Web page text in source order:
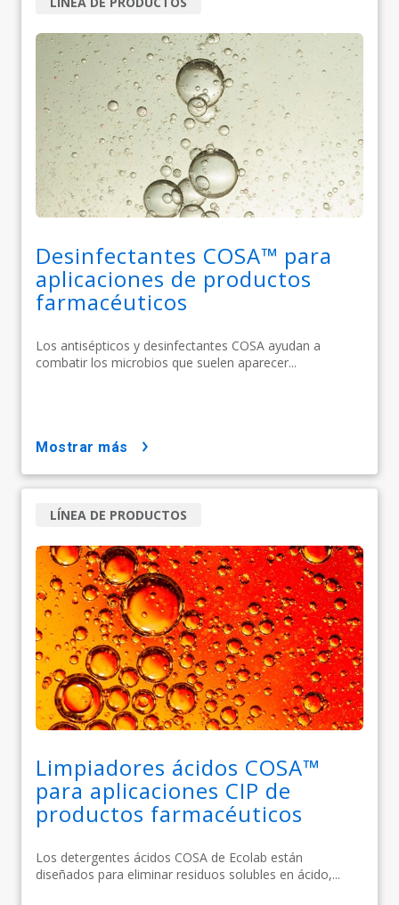
Desinfectantes COSA™ para
aplicaciones de productos
farmacéuticos
Los antisépticos y desinfectantes COSA ayudan a
combatir los microbios que suelen aparecer...
mostrar más
Limpiadores ácidos COSA™
para aplicaciones CIP de
productos farmacéuticos
Los detergentes ácidos COSA de Ecolab están
diseñados para eliminar residuos solubles en ácido,...
LÍNEA DE PRODUCTOS